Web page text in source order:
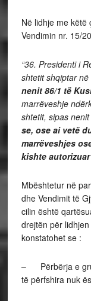
Në lidhje me këtë
Vendimin nr. 15/
“36. Presidenti i
shtetit shqiptar
nenit 86/1 të
marrëveshje
shtetit, sipas
se, ose ai vetë
marrëveshjes
kishte
Mbështetur në
dhe Vendimit të
cilin është
drejtën për
konstatohet se :
– Përbërja e
të përfshira nuk